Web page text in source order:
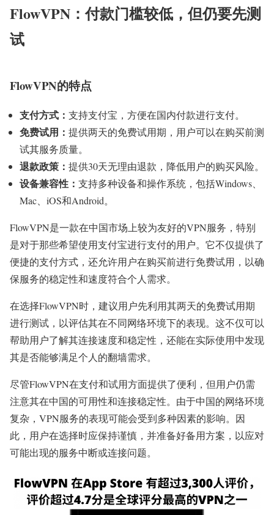
FlowVPN：付款门槛较低，但仍要先测
试
FlowVPN的特点
支付方式： 支持支付宝，方便在国内付款进行支付。
免费试用： 提供两天的免费试用期，用户可以在购买前测
试其服务质量。
退款政策： 提供30天无理由退款，降低用户的购买风险。
设备兼容性： 支持多种设备和操作系统，包括Windows、
Mac、iOS和Android。
FlowVPN是一款在中国市场上较为友好的VPN服务，特别
是对于那些希望使用支付宝进行支付的用户。它不仅提供了
便捷的支付方式，还允许用户在购买前进行免费试用，以确
保服务的稳定性和速度符合个人需求。
在选择FlowVPN时，建议用户先利用其两天的免费试用期
进行测试，以评估其在不同网络环境下的表现。这不仅可以
帮助用户了解其连接速度和稳定性，还能在实际使用中发现
其是否能够满足个人的翻墙需求。
尽管FlowVPN在支付和试用方面提供了便利，但用户仍需
注意其在中国的可用性和连接稳定性。由于中国的网络环境
复杂，VPN服务的表现可能会受到多种因素的影响。因
此，用户在选择时应保持谨慎，并准备好备用方案，以应对
可能出现的服务中断或连接问题。